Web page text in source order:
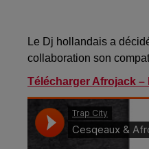
Le Dj hollandais a
collaboration son
Télécharger Afrojack –